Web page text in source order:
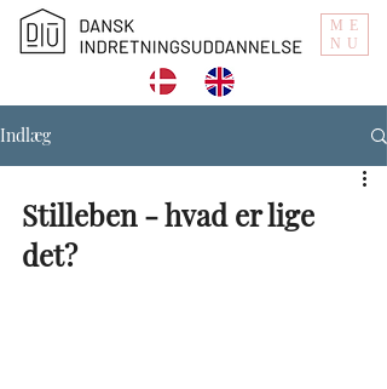
ME
NU
Indlæg
Stilleben - hvad er lige
det?